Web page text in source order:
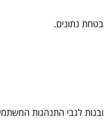
לגבי התנהגות